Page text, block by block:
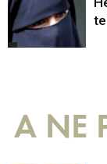
A NE